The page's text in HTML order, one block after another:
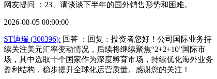
网友提问 ：23、请谈谈下半年的国外销售形势和困难。
2026-08-05 00:00:00
ST迪瑞 (300396): 回答 ：回复：投资者您好！公司国际业务持
续关注美元汇率变动情况，后续将继续聚焦“2+2+10”国际市
场，其中选取十个国家作为深度孵育市场，持续优化海外业务
盈利结构，稳步提升全球化运营质量。感谢您的关注！